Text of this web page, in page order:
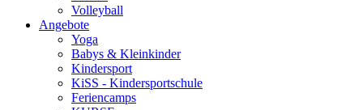
Volleyball
Angebote
Yoga
Babys & Kleinkinder
Kindersport
KiSS - Kindersportschule
Feriencamps